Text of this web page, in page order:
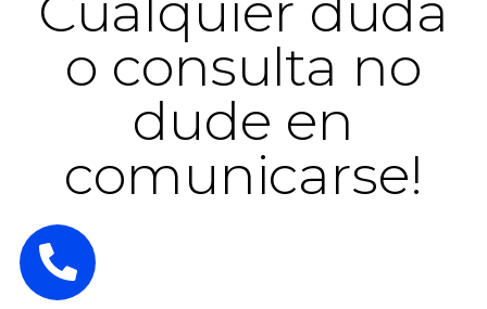
o consulta no
dude en
comunicarse!